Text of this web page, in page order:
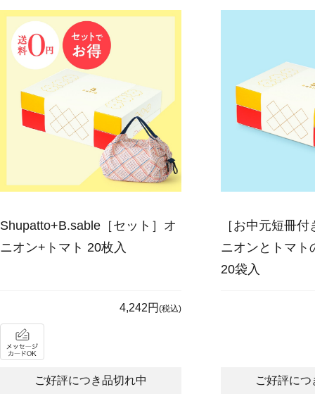
Shupatto+B.sable［セット］オ
ニオン+トマト 20枚入
4,242円 (税込)
ご好評につき品切れ中
［お中元短冊
ニオンとトマト
20袋入
ご好評に